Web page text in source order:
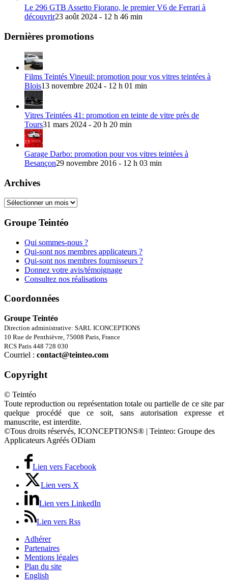
Le 296 GTB Assetto Fiorano, le premier V6 de Ferrari à
découvrir23 août 2024 - 12 h 46 min
Dernières promotions
Films Teintés Vineuil: promotion pour vos vitres teintées à
Blois13 novembre 2024 - 12 h 01 min
Vitres Teintées 41: promotion en teinte de vitre près de
Tours31 mars 2024 - 20 h 20 min
Garage Darbo: promotion pour vos vitres teintées à
Besançon29 novembre 2016 - 12 h 03 min
Archives
Archives
Groupe Teintéo
Qui sommes-nous ?
Qui-sont nos membres applicateurs ?
Qui-sont nos membres fournisseurs ?
Donnez votre avis/témoignage
Consultez nos réalisations
Coordonnées
Groupe Teintéo
Direction administrative: SARL ICONCEPTIONS
10 Rue de Penthièvre, 75008 Paris, France
RCS Paris 448 728 030
Courriel : contact@teinteo.com
Copyright
© Teintéo
Toute reproduction ou représentation totale ou partielle de ce site par
quelque procédé que ce soit, sans autorisation expresse et
manuscrite, est interdite.
©Tous droits réservés, ICONCEPTIONS® | Teinteo: Groupe des
Applicateurs Agréés ODiam
Lien vers Facebook
Lien vers X
Lien vers LinkedIn
Lien vers Rss
Adhérer
Partenaires
Mentions légales
Plan du site
English